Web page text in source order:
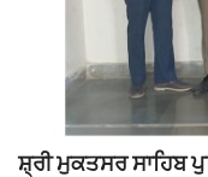
ਸ਼੍ਰੀ ਮੁਕਤਸਰ ਸਾਹਿਬ